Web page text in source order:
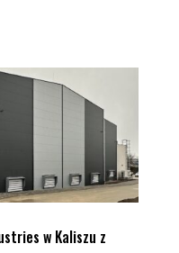
w Kaliszu z